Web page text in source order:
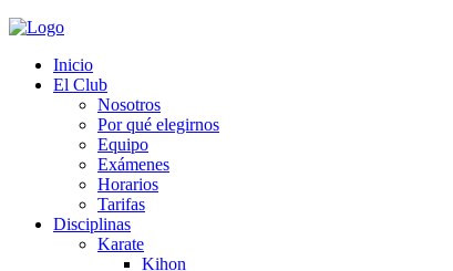
Inicio
El Club
Nosotros
Por qué elegirnos
Equipo
Exámenes
Horarios
Tarifas
Disciplinas
Karate
Kihon